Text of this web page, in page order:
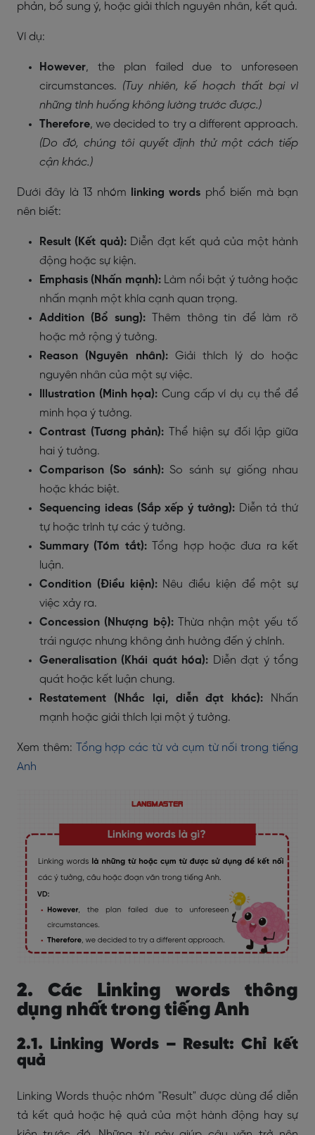
phản, bổ sung ý, hoặc giải thích nguyên nhân, kết quả.
Ví dụ:
However, the plan failed due to unforeseen
circumstances. (Tuy nhiên, kế hoạch thất bại vì
những tình huống không lường trước được.)
Therefore, we decided to try a different approach.
(Do đó, chúng tôi quyết định thử một cách tiếp
cận khác.)
Dưới đây là 13 nhóm linking words phổ biến mà bạn
nên biết:
Result (Kết quả):Diễn đạt kết quả của một hành
động hoặc sự kiện.
Emphasis (Nhấn mạnh):Làm nổi bật ý tưởng hoặc
nhấn mạnh một khía cạnh quan trọng.
Addition (Bổ sung):Thêm thông tin để làm rõ
hoặc mở rộng ý tưởng.
Reason (Nguyên nhân):Giải thích lý do hoặc
nguyên nhân của một sự việc.
Illustration (Minh họa): Cung cấp ví dụ cụ thể để
minh họa ý tưởng.
Contrast (Tương phản): Thể hiện sự đối lập giữa
hai ý tưởng.
Comparison (So sánh):So sánh sự giống nhau
hoặc khác biệt.
Sequencing ideas (Sắp xếp ý tưởng):Diễn tả thứ
tự hoặc trình tự các ý tưởng.
Summary (Tóm tắt):Tổng hợp hoặc đưa ra kết
luận.
Condition (Điều kiện):Nêu điều kiện để một sự
việc xảy ra.
Concession (Nhượng bộ):Thừa nhận một yếu tố
trái ngược nhưng không ảnh hưởng đến ý chính.
Generalisation (Khái quát hóa): Diễn đạt ý tổng
quát hoặc kết luận chung.
Restatement (Nhắc lại, diễn đạt khác): Nhấn
mạnh hoặc giải thích lại một ý tưởng.
Xem thêm:
Tổng hợp các từ và cụm từ nối trong tiếng
Anh
2. Các Linking words thông
dụng nhất trong tiếng Anh
2.1. Linking Words – Result: Chỉ kết
quả
Linking Words thuộc nhóm "Result" được dùng để diễn
tả kết quả hoặc hệ quả của một hành động hay sự